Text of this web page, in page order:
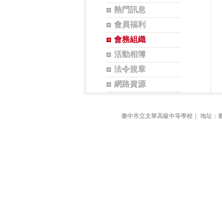
熱門訊息
會員福利
會務組織
活動相簿
法令規章
網路資源
臺中市立文華高級中等學校｜ 地址